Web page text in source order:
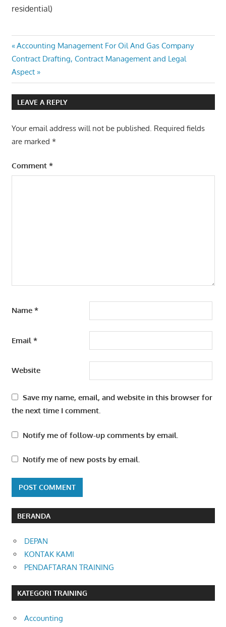
residential)
CONTRACT
AND
CONTRACT
MANAGEMENT
Post
navigation
Previous
Post:
Accounting Management For Oil And Gas Company
Next
Post:
Contract Drafting, Contract Management and Legal
Aspect
LEAVE A REPLY
Your email address will not be published. Required fields
are marked *
Comment *
Name *
Email *
Website
Save my name, email, and website in this browser for
the next time I comment.
Notify me of follow-up comments by email.
Notify me of new posts by email.
BERANDA
DEPAN
KONTAK KAMI
PENDAFTARAN TRAINING
KATEGORI TRAINING
Accounting